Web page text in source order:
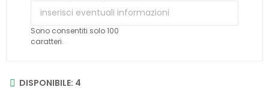
Sono consentiti solo 100
caratteri.
DISPONIBILE: 4